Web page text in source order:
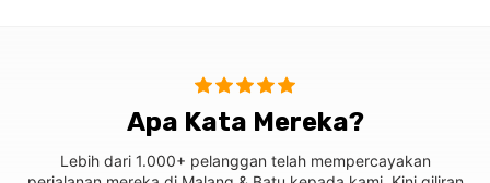
Apa Kata Mereka?
Lebih dari 1.000+ pelanggan telah mempercayakan